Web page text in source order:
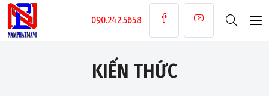
090.242.5658
KIẾN THỨC